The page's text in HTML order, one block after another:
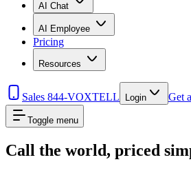
AI Chat
AI Employee
Pricing
Resources
Sales 844-VOXTELL Login Get
Toggle menu
Call the world, priced